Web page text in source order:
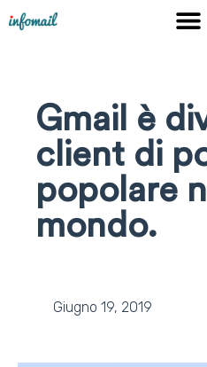
Gmail è
client di
popolare
mondo.
Giugno 19, 2019